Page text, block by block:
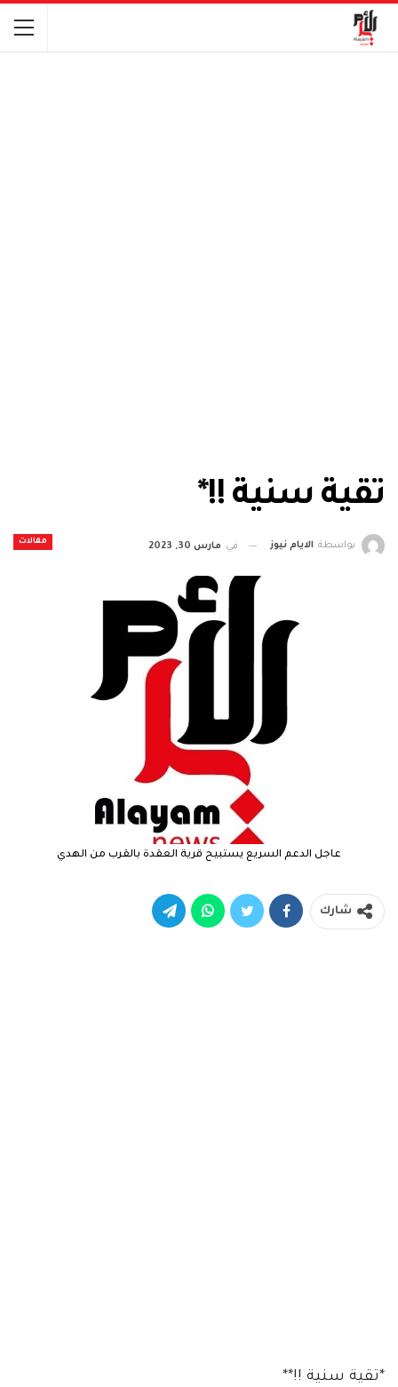
تقية سنية !!*
مقالات بواسطة الايام نيوز في مارس 30, 2023
عاجل الدعم السريع يستبيح قرية العقدة بالقرب من الهدي
شارك
*تقية سنية !!**